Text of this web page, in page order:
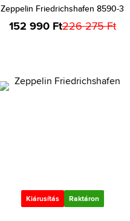
Zeppelin Friedrichshafen 8590-3
152 990 Ft226 275 Ft
Kiárusítás Raktáron